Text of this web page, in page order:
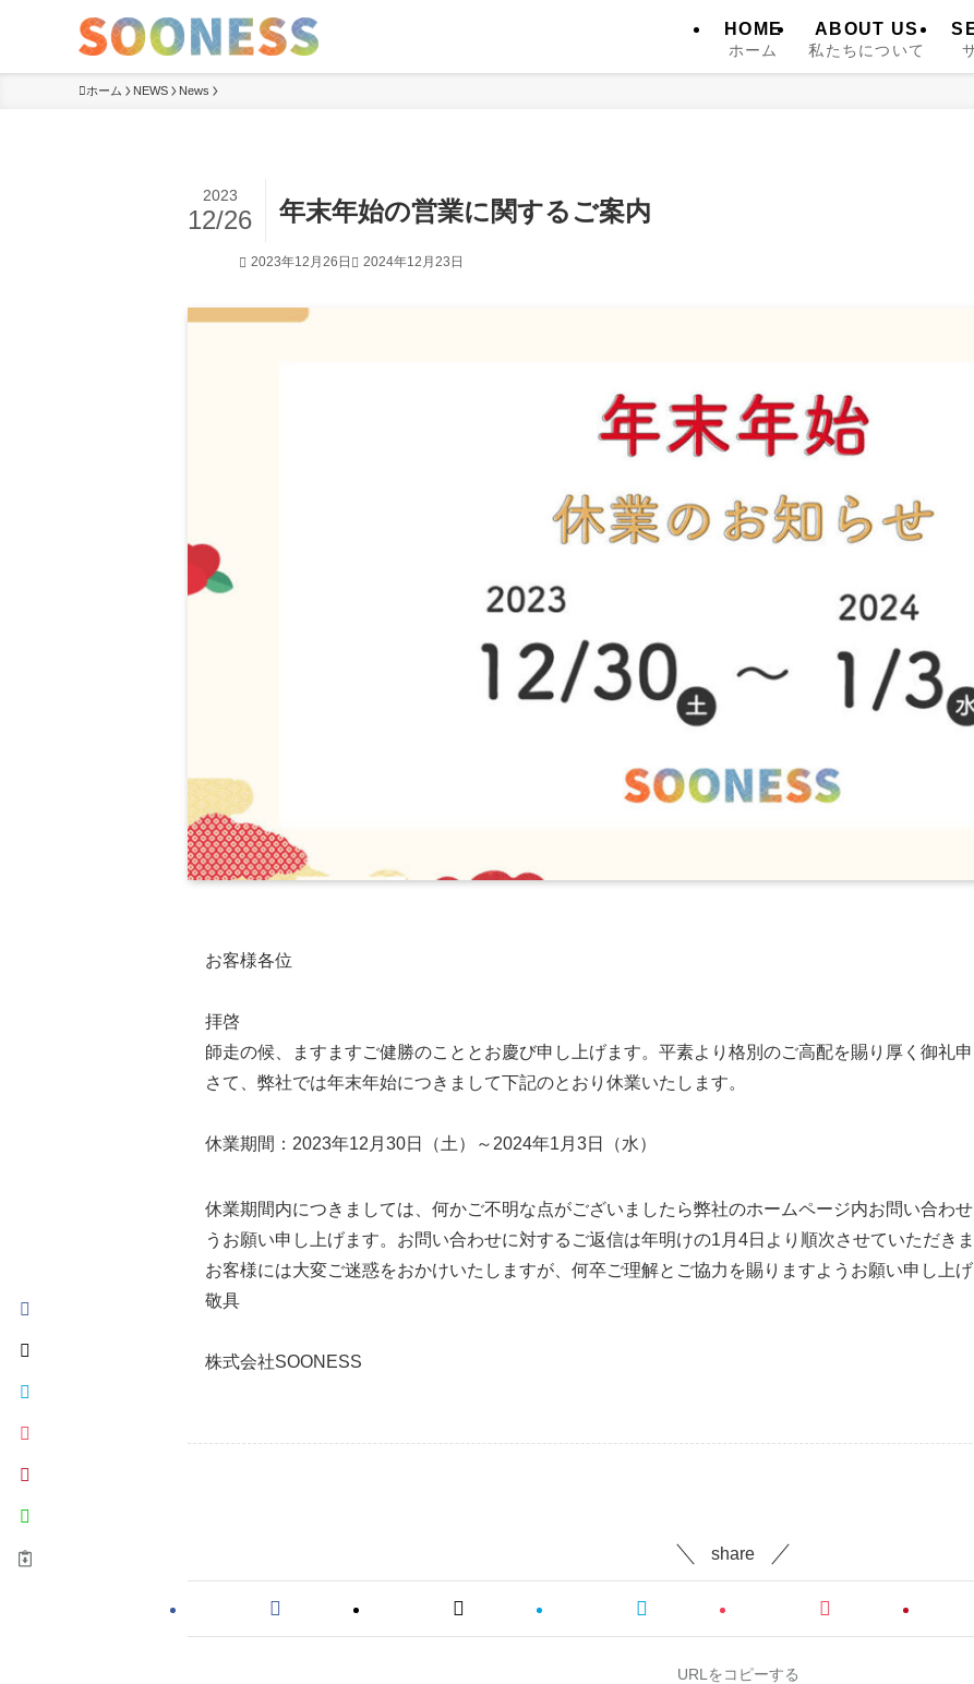
HOME
ホーム
ABOUT US
私たちについて
ホーム NEWS News
年末年始の営業に関するご案内
2023
12/26
2023年12月26日 2024年12月23日
お客様各位
拝啓
師走の候、ますますご健勝のこととお慶び申し上げます。平素より格別のご高配を賜り厚く御礼申
さて、弊社では年末年始につきまして下記のとおり休業いたします。
休業期間：2023年12月30日（土）～2024年1月3日（水）
休業期間内につきましては、何かご不明な点がございましたら弊社のホームページ内お問い合わ
うお願い申し上げます。お問い合わせに対するご返信は年明けの1月4日より順次させていただきま
お客様には大変ご迷惑をおかけいたしますが、何卒ご理解とご協力を賜りますようお願い申し上げ
敬具
株式会社SOONESS
share
URLをコピーする